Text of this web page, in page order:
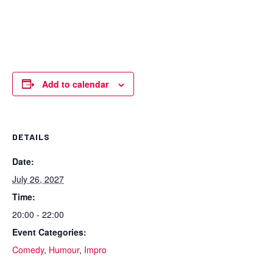
Add to calendar
DETAILS
Date:
July 26, 2027
Time:
20:00 - 22:00
Event Categories:
Comedy, Humour, Impro